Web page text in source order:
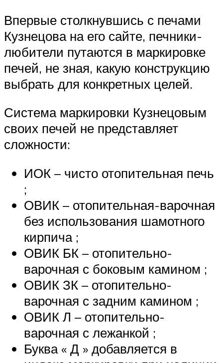
Впервые столкнувшись с печами
Кузнецова на его сайте, печники-
любители путаются в маркировке
печей, не зная, какую конструкцию
выбрать для конкретных целей.
Система маркировки Кузнецовым
своих печей не представляет
сложности:
ИОК – чисто отопительная печь
;
ОВИК – отопительная-варочная
без использования шамотного
кирпича ;
ОВИК БК – отопительно-
варочная с боковым камином ;
ОВИК ЗК – отопительно-
варочная с задним камином ;
ОВИК Л – отопительно-
варочная с лежанкой ;
Буква « Д » добавляется в